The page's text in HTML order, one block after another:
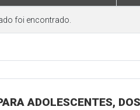
foi encontrado.
ADOLESCENTES,